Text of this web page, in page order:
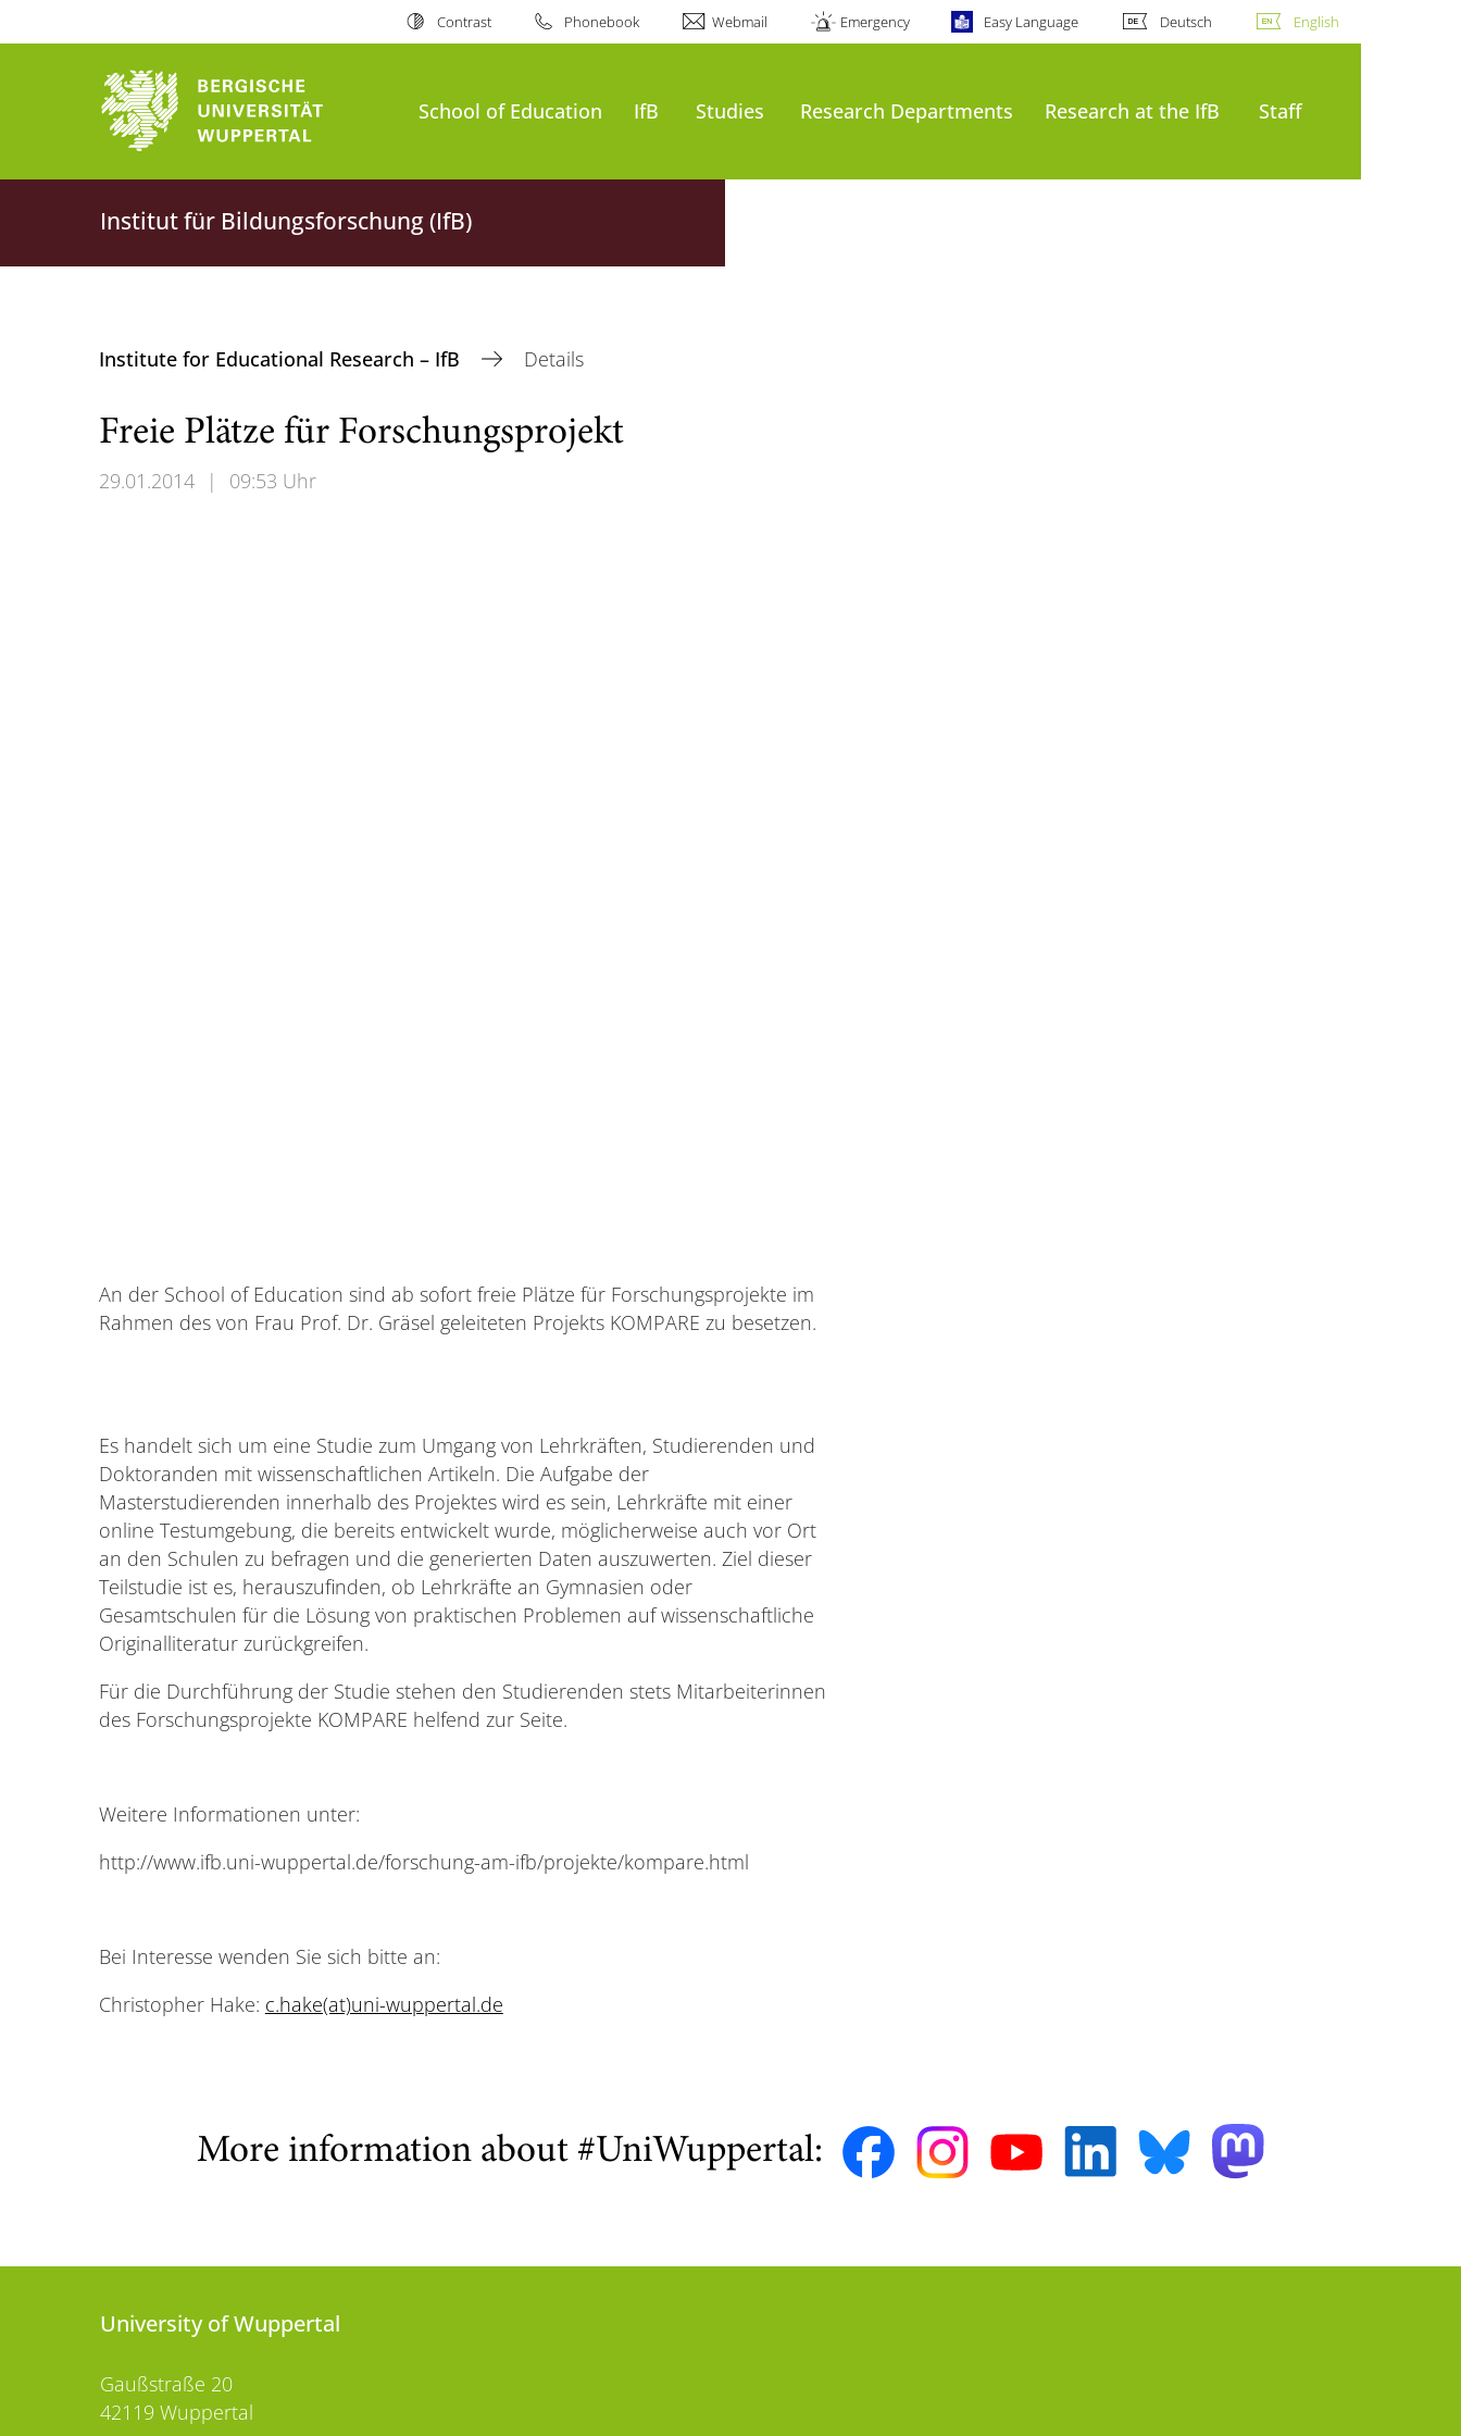
Contrast Phonebook Webmail Emergency Easy Language Deutsch English
School of Education IfB Studies Research Departments Research at the IfB Staff
Institut für Bildungsforschung (IfB)
Institute for Educational Research – IfB Details
Freie Plätze für Forschungsprojekt
29.01.2014 | 09:53 Uhr
An der School of Education sind ab sofort freie Plätze für Forschungsprojekte im
Rahmen des von Frau Prof. Dr. Gräsel geleiteten Projekts KOMPARE zu besetzen.
Es handelt sich um eine Studie zum Umgang von Lehrkräften, Studierenden und
Doktoranden mit wissenschaftlichen Artikeln. Die Aufgabe der
Masterstudierenden innerhalb des Projektes wird es sein, Lehrkräfte mit einer
online Testumgebung, die bereits entwickelt wurde, möglicherweise auch vor Ort
an den Schulen zu befragen und die generierten Daten auszuwerten. Ziel dieser
Teilstudie ist es, herauszufinden, ob Lehrkräfte an Gymnasien oder
Gesamtschulen für die Lösung von praktischen Problemen auf wissenschaftliche
Originalliteratur zurückgreifen.
Für die Durchführung der Studie stehen den Studierenden stets Mitarbeiterinnen
des Forschungsprojekte KOMPARE helfend zur Seite.
Weitere Informationen unter:
http://www.ifb.uni-wuppertal.de/forschung-am-ifb/projekte/kompare.html
Bei Interesse wenden Sie sich bitte an:
Christopher Hake: c.hake(at)uni-wuppertal.de
More information about #UniWuppertal:
University of Wuppertal
Gaußstraße 20
42119 Wuppertal